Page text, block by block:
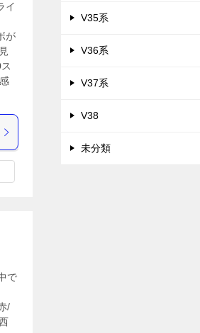
イ
が
で
/
V35系
V36系
V37系
V38
未分類